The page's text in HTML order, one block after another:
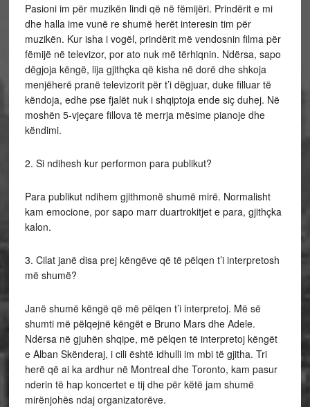
Pasioni im për muzikën lindi që në fëmijëri. Prindërit e mi
dhe halla ime vunë re shumë herët interesin tim për
muzikën. Kur isha i vogël, prindërit më vendosnin filma për
fëmijë në televizor, por ato nuk më tërhiqnin. Ndërsa, sapo
dëgjoja këngë, lija gjithçka që kisha në dorë dhe shkoja
menjëherë pranë televizorit për t’i dëgjuar, duke filluar të
këndoja, edhe pse fjalët nuk i shqiptoja ende siç duhej. Në
moshën 5-vjeçare fillova të merrja mësime pianoje dhe
këndimi.
2. Si ndihesh kur performon para publikut?
Para publikut ndihem gjithmonë shumë mirë. Normalisht
kam emocione, por sapo marr duartrokitjet e para, gjithçka
kalon.
3. Cilat janë disa prej këngëve që të pëlqen t’i interpretosh
më shumë?
Janë shumë këngë që më pëlqen t’i interpretoj. Më së
shumti më pëlqejnë këngët e Bruno Mars dhe Adele.
Ndërsa në gjuhën shqipe, më pëlqen të interpretoj këngët
e Alban Skënderaj, i cili është idhulli im mbi të gjitha. Tri
herë që ai ka ardhur në Montreal dhe Toronto, kam pasur
nderin të hap koncertet e tij dhe për këtë jam shumë
mirënjohës ndaj organizatorëve.